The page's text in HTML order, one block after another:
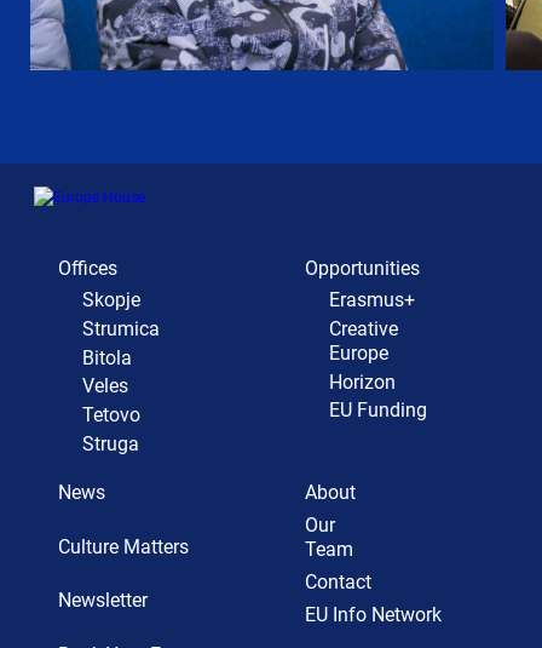
Offices
Skopje
Strumica
Bitola
Veles
Tetovo
Struga
Opportunities
Erasmus+
Creative
Europe
Horizon
EU Funding
News
Culture Matters
Newsletter
About
Our
Team
Contact
EU Info Network